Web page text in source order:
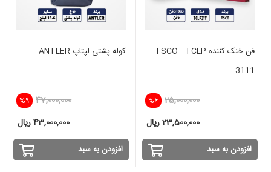
فن خنک کننده TSCO - TCLP
3111
%6 25,000,000
23,500,000 ریال
افزودن به سبد
کوله پشتی لپتاپ ANTLER
%9 47,000,000
43,000,000 ریال
افزودن به سبد